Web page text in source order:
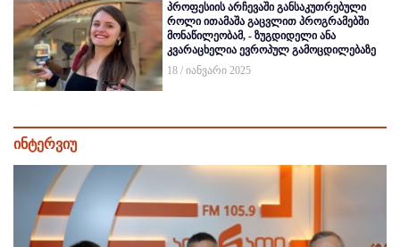
პროფესიის არჩევაში განსაკუთრებული
როლი ითამაშა გაცვლით პროგრამებში
მონაწილეობამ, - ზუგდიდელი ანა
კვარაცხელია ევროპულ გამოცდილებაზე
18 / იანვარი 2025
ინტერვიუ